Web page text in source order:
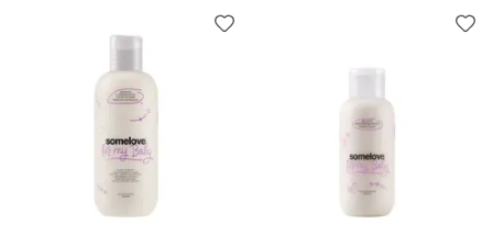
Drema BabyDou